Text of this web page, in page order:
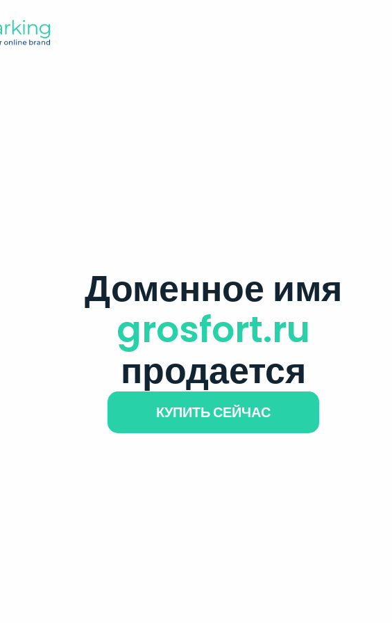
Доменное имя
grosfort.ru
продается
КУПИТЬ СЕЙЧАС